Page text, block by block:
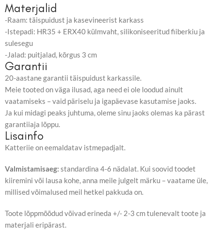
Materjalid
-Raam: täispuidust ja kasevineerist karkass
-Istepadi: HR35 + ERX40 külmvaht, silikoniseeritud fiiberkiu ja
sulesegu
-Jalad: puitjalad, kõrgus 3 cm
Garantii
20-aastane garantii täispuidust karkassile.
Meie tooted on väga ilusad, aga need ei ole loodud ainult
vaatamiseks – vaid päriselu ja igapäevase kasutamise jaoks.
Ja kui midagi peaks juhtuma, oleme sinu jaoks olemas ka pärast
garantiiaja lõppu.
Lisainfo
Katteriie on eemaldatav istmepadjalt.
Valmistamisaeg: standardina 4-6 nädalat. Kui soovid toodet
kiiremini või lausa kohe, anna meile julgelt märku – vaatame üle,
millised võimalused meil hetkel pakkuda on.
Toote lõppmõõdud võivad erineda +/- 2-3 cm tulenevalt toote ja
materjali eripärast.